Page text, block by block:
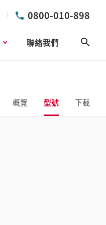
0800-010-898
聯絡我們
概覽 型號 下載